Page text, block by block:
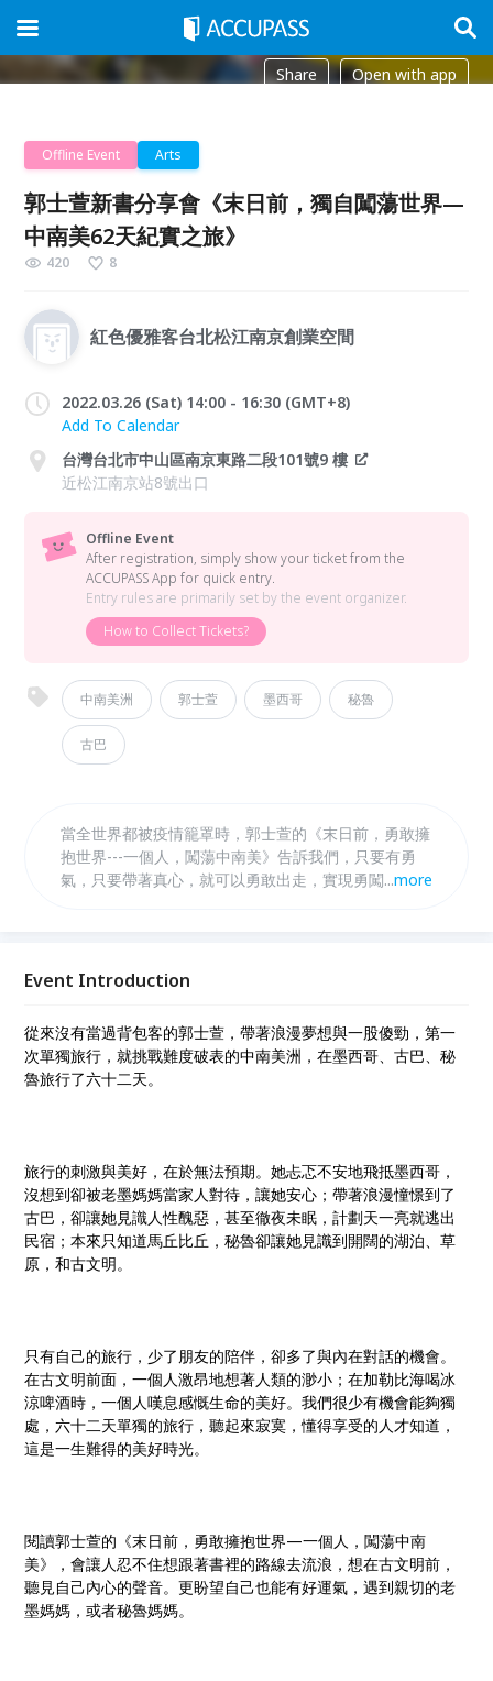
Share Open with app
Offline Event Arts
郭士萱新書分享會《末日前，獨自闖蕩世界—
中南美62天紀實之旅》
420 8
紅色優雅客台北松江南京創業空間
2022.03.26 (Sat) 14:00 - 16:30 (GMT+8)
Add To Calendar
台灣台北市中山區南京東路二段101號9 樓
近松江南京站8號出口
Offline Event
After registration, simply show your ticket from the
ACCUPASS App for quick entry.
Entry rules are primarily set by the event organizer.
How to Collect Tickets?
中南美洲 郭士萱 墨西哥 秘魯
古巴
當全世界都被疫情籠罩時，郭士萱的《末日前，勇敢擁
抱世界---一個人，闖蕩中南美》告訴我們，只要有勇
氣，只要帶著真心，就可以勇敢出走，實現勇闖天涯的
...more
Event Introduction
從來沒有當過背包客的郭士萱，帶著浪漫夢想與一股傻勁，第一
次單獨旅行，就挑戰難度破表的中南美洲，在墨西哥、古巴、秘
魯旅行了六十二天。
旅行的刺激與美好，在於無法預期。她忐忑不安地飛抵墨西哥，
沒想到卻被老墨媽媽當家人對待，讓她安心；帶著浪漫憧憬到了
古巴，卻讓她見識人性醜惡，甚至徹夜未眠，計劃天一亮就逃出
民宿；本來只知道馬丘比丘，秘魯卻讓她見識到開闊的湖泊、草
原，和古文明。
只有自己的旅行，少了朋友的陪伴，卻多了與內在對話的機會。
在古文明前面，一個人激昂地想著人類的渺小；在加勒比海喝冰
涼啤酒時，一個人嘆息感慨生命的美好。我們很少有機會能夠獨
處，六十二天單獨的旅行，聽起來寂寞，懂得享受的人才知道，
這是一生難得的美好時光。
閱讀郭士萱的《末日前，勇敢擁抱世界—一個人，闖蕩中南
美》，會讓人忍不住想跟著書裡的路線去流浪，想在古文明前，
聽見自己內心的聲音。更盼望自己也能有好運氣，遇到親切的老
墨媽媽，或者秘魯媽媽。